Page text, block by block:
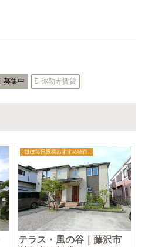
募集中 弥勒寺賃貸
ほぼ毎日投稿おすすめ物件
テラス・風の谷｜藤沢市